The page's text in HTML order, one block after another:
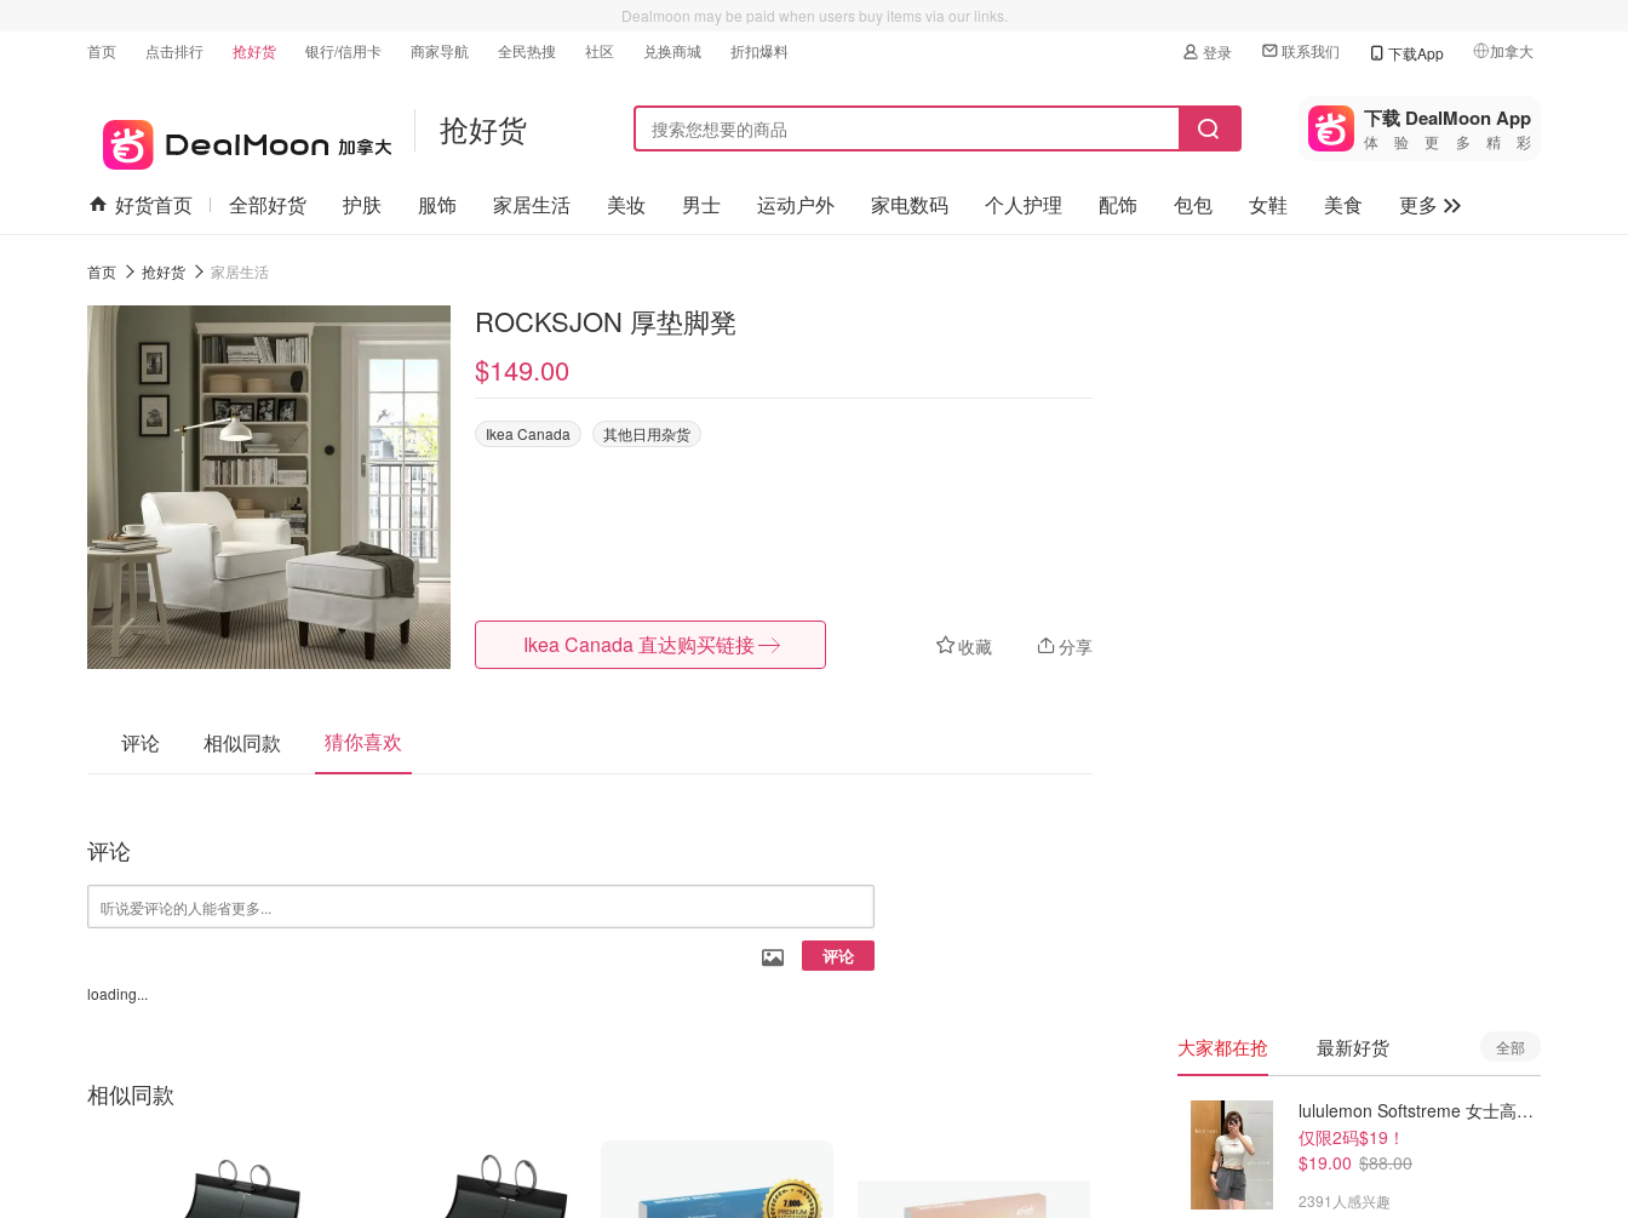
Dealmoon may be paid when users buy items via our links.
首页
点击排行 抢好货 银行/信用卡 商家导航 全民热搜 社区 兑换商城 折扣爆料 登录 联系我们 下载App 加拿大
🇺🇸
美国
🇨🇳中国
🇨🇦加拿大
抢好货 下载 DealMoon App
体验更多精彩
好货首页 全部好货 护肤 服饰 家居生活 美妆 男士 运动户外 家电数码 个人护理 配饰 包包 女鞋 美食
更多
首页 抢好货 家居生活
ROCKSJON 厚垫脚凳
$149.00
Ikea Canada 其他日用杂货
收藏 分享
Ikea Canada 直达购买链接
评论 相似同款 猜你喜欢
评论
评论
loading...
相似同款
大家都在抢 最新好货 全部
lululemon Softstreme 女士高腰短裤 10cm
仅限2码$19！
$19.00 $88.00
2391人感兴趣